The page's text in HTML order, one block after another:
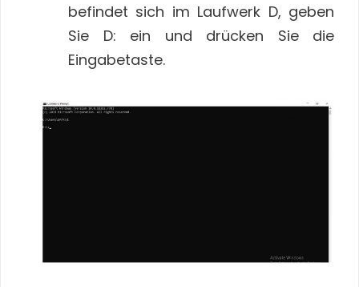
befindet sich im Laufwerk D, geben
Sie D: ein und drücken Sie die
Eingabetaste.